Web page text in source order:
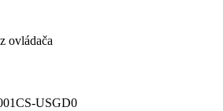
ovládača
USGD0